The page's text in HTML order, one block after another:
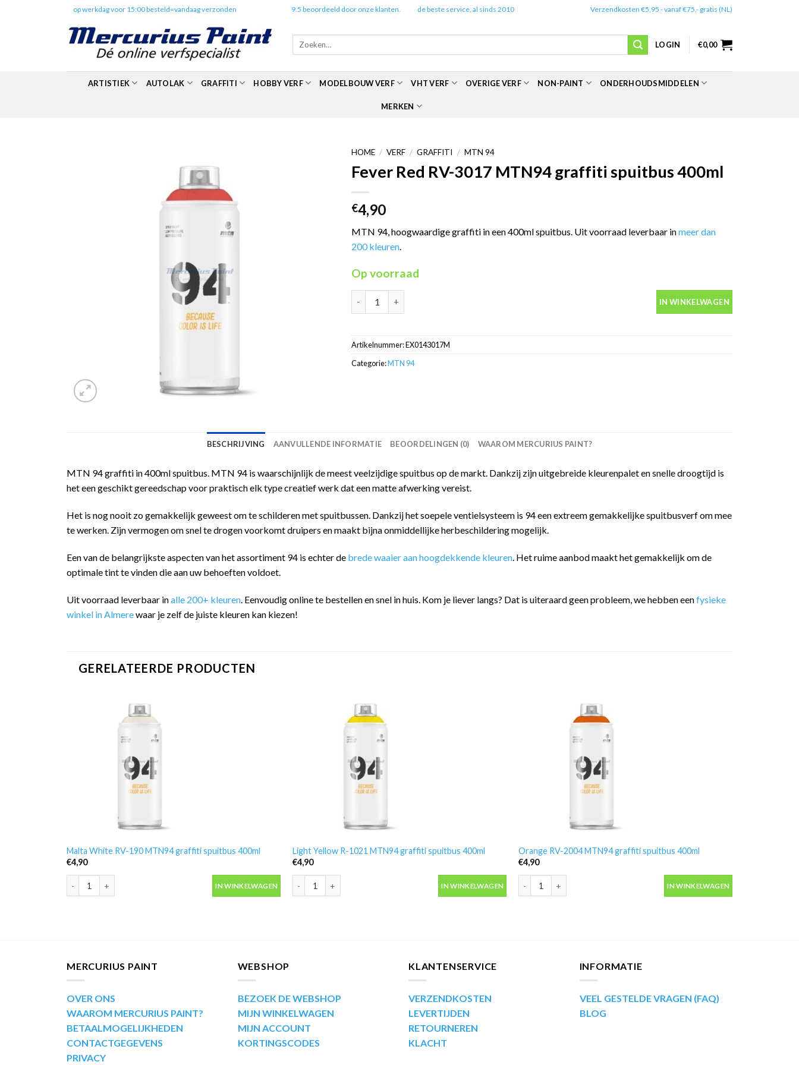
op werkdag voor 15:00 besteld=vandaag verzonden 9.5 beoordeeld door onze klanten. de beste service, al sinds 2010 Verzendkosten €5,95 - vanaf €75,- gratis (NL)
Zoeken
LOGIN €0,00
ARTISTIEK AUTOLAK GRAFFITI HOBBY VERF MODELBOUW VERF VHT VERF OVERIGE VERF NON-PAINT ONDERHOUDSMIDDELEN
MERKEN
HOME / VERF / GRAFFITI / MTN 94
Fever Red RV-3017 MTN94 graffiti spuitbus 400ml
€4,90
MTN 94, hoogwaardige graffiti in een 400ml spuitbus. Uit voorraad leverbaar inmeer dan
200 kleuren
Op voorraad
IN WINKELWAGEN
Artikelnummer:EX0143017M
Categorie:MTN 94
BESCHRIJVING AANVULLENDE INFORMATIE BEOORDELINGEN (0) WAAROM MERCURIUS PAINT?
MTN 94 graffiti in 400ml spuitbus. MTN 94 is waarschijnlijk de meest veelzijdige spuitbus op de markt. Dankzij zijn uitgebreide kleurenpalet en snelle droogtijd is
het een geschikt gereedschap voor praktisch elk type creatief werk dat een matte afwerking vereist.
Het is nog nooit zo gemakkelijk geweest om te schilderen met spuitbussen. Dankzij het soepele ventielsysteem is 94 een extreem gemakkelijke spuitbusverf om mee
te werken. Zijn vermogen om snel te drogen voorkomt druipers en maakt bijna onmiddellijke herbeschildering mogelijk.
Een van de belangrijkste aspecten van het assortiment 94 is echter de brede waaier aan hoogdekkende kleuren . Het ruime aanbod maakt het gemakkelijk om de
optimale tint te vinden die aan uw behoeften voldoet.
Uit voorraad leverbaar inalle 200+ kleuren . Eenvoudig online te bestellen en snel in huis. Kom je liever langs? Dat is uiteraard geen probleem, we hebben eenfysieke
winkel in Almerewaar je zelf de juiste kleuren kan kiezen!
GERELATEERDE PRODUCTEN
Malta White RV-190 MTN94 graffiti spuitbus 400ml
€4,90
Malta White RV-190 MTN94 graffiti spuitbus 400ml aantal
IN WINKELWAGEN
Light Yellow R-1021 MTN94 graffiti spuitbus 400ml
€4,90
Light Yellow R-1021 MTN94 graffiti spuitbus 400ml aantal
IN WINKELWAGEN
Orange RV-2004 MTN94 graffiti spuitbus 400ml
€4,90
Orange RV-2004 MTN94 graffiti spuitbus 400ml aantal
IN WINKELWAGEN
MERCURIUS PAINT
OVER ONS
WAAROM MERCURIUS PAINT?
BETAALMOGELIJKHEDEN
CONTACTGEGEVENS
PRIVACY
WEBSHOP
BEZOEK DE WEBSHOP
MIJN WINKELWAGEN
MIJN ACCOUNT
KORTINGSCODES
KLANTENSERVICE
VERZENDKOSTEN
LEVERTIJDEN
RETOURNEREN
KLACHT
INFORMATIE
VEEL GESTELDE VRAGEN (FAQ)
BLOG